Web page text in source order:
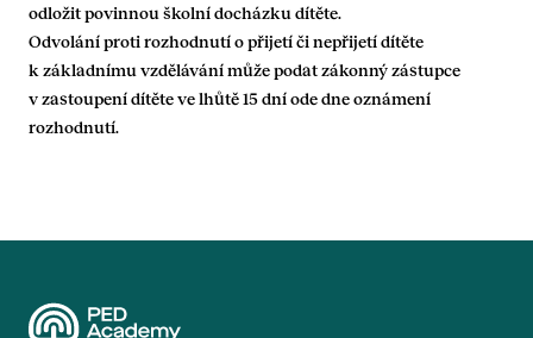
odložit povinnou školní docházku dítěte.
Odvolání proti rozhodnutí o přijetí či nepřijetí dítěte
k základnímu vzdělávání může podat zákonný zástupce
v zastoupení dítěte ve lhůtě 15 dní ode dne oznámení
rozhodnutí.